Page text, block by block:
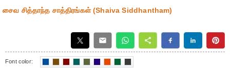
சைவ சித்தாந்த சாத்திரங்கள் (Shaiva Siddhantham)
Font color: